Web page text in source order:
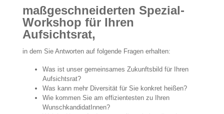
maßgeschneiderten Spezial-
Workshop für Ihren
Aufsichtsrat,
in dem Sie Antworten auf folgende Fragen erhalten:
Was ist unser gemeinsames Zukunftsbild für Ihren
Aufsichtsrat?
Was kann mehr Diversität für Sie konkret heißen?
Wie kommen Sie am effizientesten zu Ihren
WunschkandidatInnen?